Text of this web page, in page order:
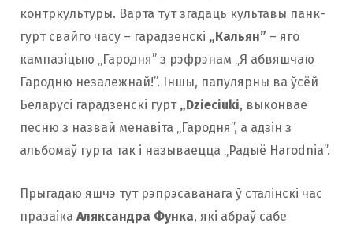
контркультуры. Варта тут згадаць культавы панк-
гурт свайго часу – гарадзенскі „Кальян” – яго
кампазіцыю „Гародня” з рэфрэнам „Я абвяшчаю
Гародню незалежнай!”. Іншы, папулярны ва ўсёй
Беларусі гарадзенскі гурт „Dzieciuki, выконвае
песню з назвай менавіта „Гародня”, а адзін з
альбомаў гурта так і называецца „Радыё Harodnia”.
Прыгадаю яшчэ тут рэпрэсаванага ў сталінскі час
празаіка Аляксандра Функа, які абраў сабе